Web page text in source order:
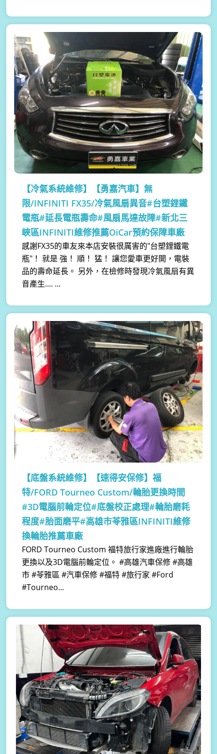
【冷氣系統維修】
【勇嘉汽車】無
限/INFINITI FX35/冷氣風扇異音#台塑鋰鐵
電瓶#延長電瓶壽命#風扇馬達故障#新北三
峽區INFINITI維修推薦OiCar預約保障車廠
感謝FX35的車友來本店安裝很厲害的"台塑鋰鐵電
瓶"！ 就是 強！ 順！ 猛！ 讓您愛車更好開，電裝
品的壽命延長。 另外，在檢修時發現冷氣風扇有異
音產生.... ...
【底盤系統維修】
【速得安保修】福
特/FORD Tourneo Custom/輪胎更換時間
#3D電腦前輪定位#底盤校正處理#輪胎磨耗
程度#胎面磨平#高雄市苓雅區INFINITI維修
換輪胎推薦車廠
FORD Tourneo Custom 福特旅行家進廠進行輪胎
更換以及3D電腦前輪定位。 #高雄汽車保修 #高雄
市 #苓雅區 #汽車保修 #福特 #旅行家 #Ford
#Tourneo...